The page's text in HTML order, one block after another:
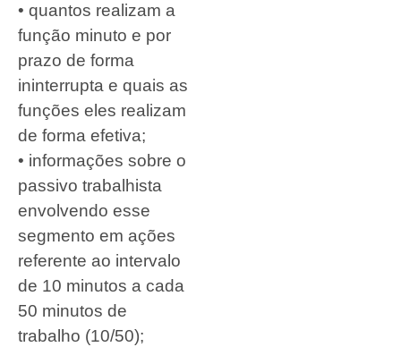
• quantos realizam a
função minuto e por
prazo de forma
ininterrupta e quais as
funções eles realizam
de forma efetiva;
• informações sobre o
passivo trabalhista
envolvendo esse
segmento em ações
referente ao intervalo
de 10 minutos a cada
50 minutos de
trabalho (10/50);